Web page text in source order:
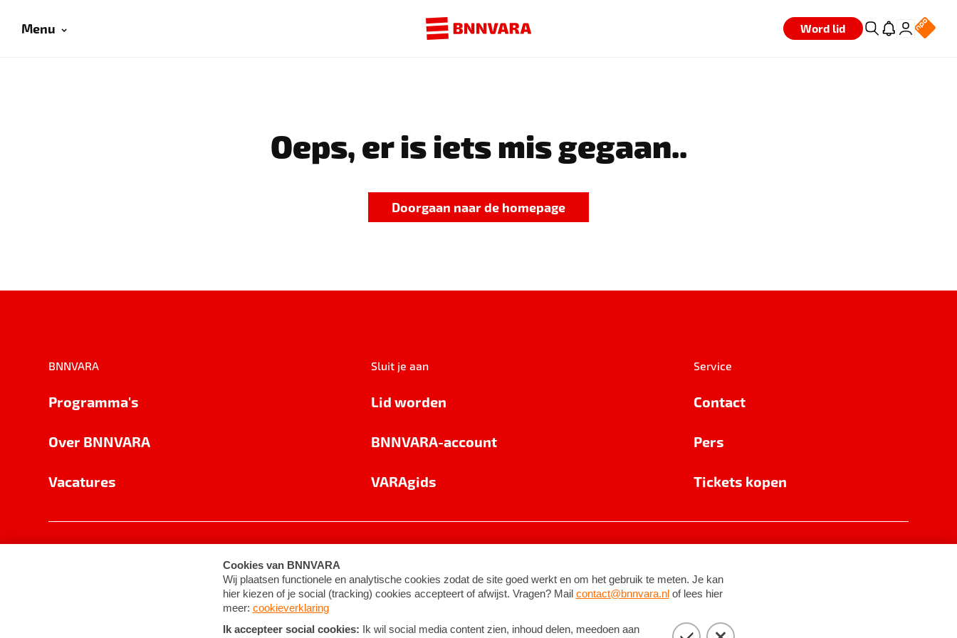
Menu Word lid
Oeps, er is iets mis gegaan..
Doorgaan naar de homepage
BNNVARA
Programma's
Over BNNVARA
Vacatures
Sluit je aan
Lid worden
BNNVARA-account
VARAgids
Service
Contact
Pers
Tickets kopen
Cookie-instellingen Algemene voorwaarden ©2026BNNVARA